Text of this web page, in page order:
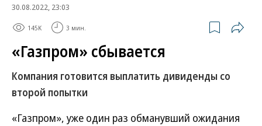
30.08.2022, 23:03
145K 3 мин.
«Газпром» сбывается
Компания готовится выплатить дивиденды со
второй попытки
«Газпром», уже один раз обманувший ожидания